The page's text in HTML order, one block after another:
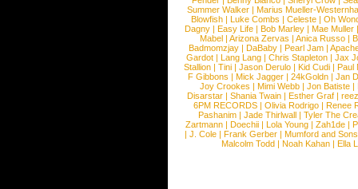
Summer Walker |Marius Mueller-
Blowfish | Luke Combs | Celeste | Oh
Dagny |Easy Life |Bob Marley |Mae Muller
Mabel |Arizona Zervas |Anica Russo |
Badmomzjay |DaBaby |Pearl Jam |
Gardot | Lang Lang | Chris Stapleton | Jax
Stallion |Tini |Jason Derulo |Kid Cudi |Paul
F Gibbons | Mick Jagger | 24kGoldn | Jan
Joy Crookes | Mimi Webb | Jon Batiste |
Disarstar | Shania Twain | Esther Graf |
6PM RECORDS | Olivia Rodrigo | Renee
Pashanim |Jade Thirlwall |Tyler The
Zartmann | Doechii | Lola Young | Zah1de |
| J. Cole | Frank Gerber | Mumford and Sons
Malcolm Todd | Noah Kahan | Ella